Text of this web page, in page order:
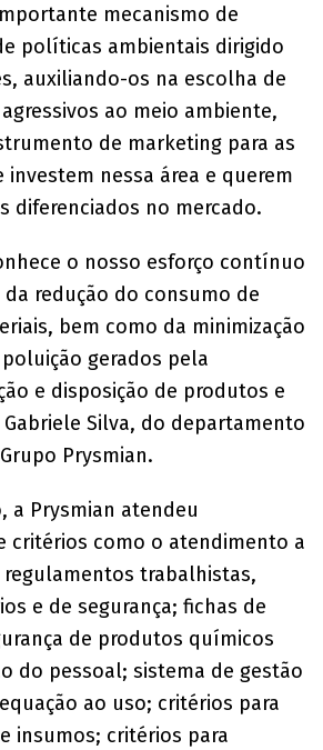
mecanismo de
políticas ambientais dirigido
auxiliando-os na escolha de
ao meio ambiente,
de marketing para as
investem nessa área e querem
diferenciados no mercado.
o nosso esforço contínuo
da redução do consumo de
bem como da minimização
gerados pela
e disposição de produtos e
Silva, do departamento
Prysmian.
a Prysmian atendeu
critérios como o atendimento a
trabalhistas,
e de segurança; fichas de
de produtos químicos
do pessoal; sistema de gestão
ao uso; critérios para
insumos; critérios para